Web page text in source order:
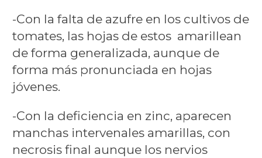
-Con la falta de azufre en los cultivos de
tomates, las hojas de estos amarillean
de forma generalizada, aunque de
forma más pronunciada en hojas
jóvenes.
-Con la deficiencia en zinc, aparecen
manchas intervenales amarillas, con
necrosis final aunque los nervios